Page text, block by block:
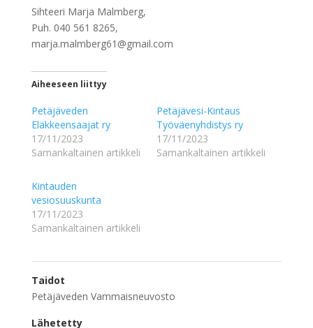
Sihteeri Marja Malmberg,
Puh. 040 561 8265,
marja.malmberg61@gmail.com
Aiheeseen liittyy
Petäjäveden
Eläkkeensaajat ry
17/11/2023
Samankaltainen artikkeli
Petäjävesi-Kintaus
Työväenyhdistys ry
17/11/2023
Samankaltainen artikkeli
Kintauden
vesiosuuskunta
17/11/2023
Samankaltainen artikkeli
Taidot
Petäjäveden Vammaisneuvosto
Lähetetty